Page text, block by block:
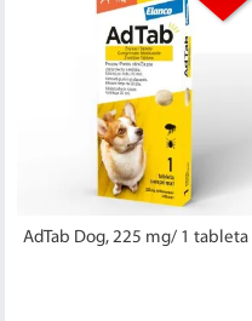
AdTab Dog, 225 mg/ 1 tableta